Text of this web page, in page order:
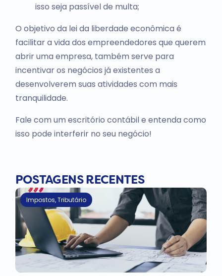
isso seja passível de multa;
O objetivo da lei da liberdade econômica é
facilitar a vida dos empreendedores que querem
abrir uma empresa, também serve para
incentivar os negócios já existentes a
desenvolverem suas atividades com mais
tranquilidade.
Fale com um escritório contábil e entenda como
isso pode interferir no seu negócio!
POSTAGENS RECENTES
Impostos,Tributário